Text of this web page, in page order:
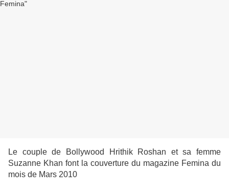
Le couple de Bollywood Hrithik Roshan et sa femme
Suzanne Khan font la couverture du magazine Femina du
mois de Mars 2010